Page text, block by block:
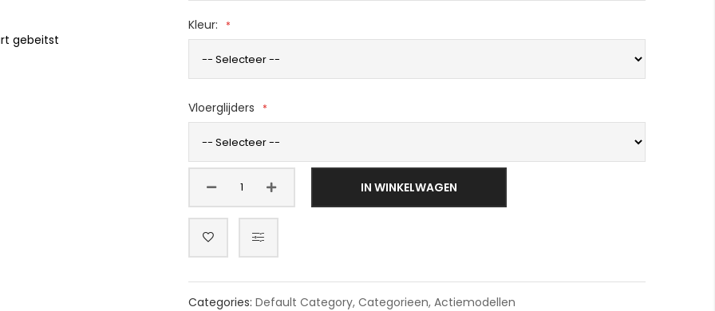
gebeitst Thonet S43
Kleur:
Vloerglijders
IN WINKELWAGEN
Categories: Default Category, Categorieen, Actiemodellen